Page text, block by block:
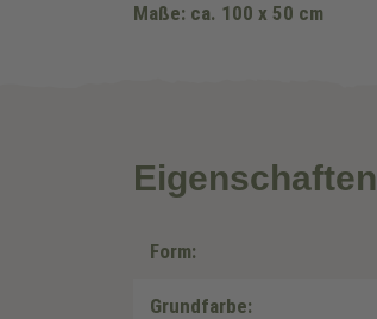
Maße: ca. 100 x 50 cm
Eigenschaften
Form:
Grundfarbe: